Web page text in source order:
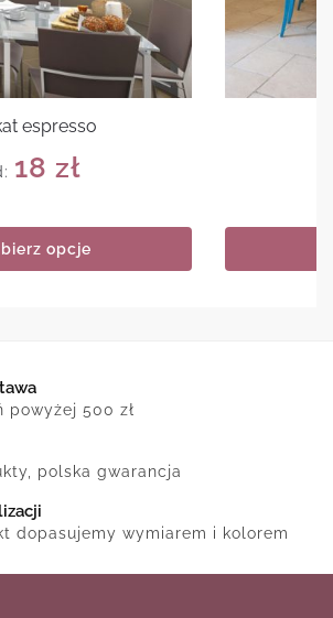
espresso
18 zł
opcje
powyżej 500 zł
polska gwarancja
dopasujemy wymiarem i kolorem